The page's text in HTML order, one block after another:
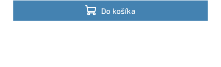
Do košíka
osvetlenie, kde nie je cieľom extrémny jas, ale príjemná,
rovnomerná svetelná línia